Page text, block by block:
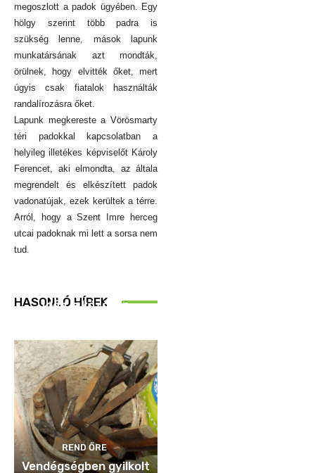
megoszlott a padok ügyében. Egy
hölgy szerint több padra is
szükség lenne, mások lapunk
munkatársának azt mondták,
örülnek, hogy elvitték őket, mert
úgyis csak fiatalok használták
randalírozásra őket.
Lapunk megkereste a Vörösmarty
téri padokkal kapcsolatban a
helyileg illetékes képviselőt Károly
Ferencet, aki elmondta, az általa
megrendelt és elkészített padok
vadonatújak, ezek kerültek a térre.
Arról, hogy a Szent Imre herceg
utcai padoknak mi lett a sorsa nem
tud.
HASONLÓ HÍREK
Idén is közösen
REND ŐRE
Vendégségben gyilkolt